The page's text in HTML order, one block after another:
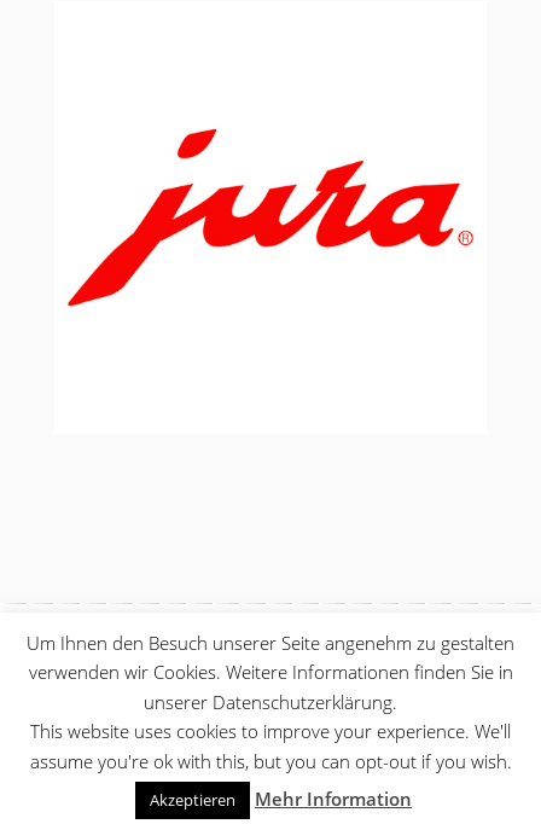
© 2025 Elektro Müller GmbH, A-6500 Landeck,
Innstrasse 14
Um Ihnen den Besuch unserer Seite angenehm zu gestalten
verwenden wir Cookies. Weitere Informationen finden Sie in
unserer Datenschutzerklärung.
This website uses cookies to improve your experience. We'll
assume you're ok with this, but you can opt-out if you wish.
Akzeptieren Mehr Information